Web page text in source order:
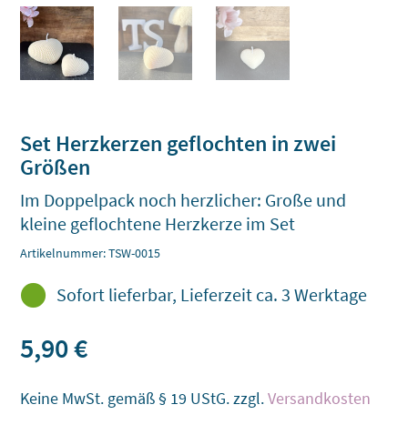
Set Herzkerzen geflochten in zwei
Größen
Im Doppelpack noch herzlicher: Große und
kleine geflochtene Herzkerze im Set
Artikelnummer:TSW-0015
 Sofort lieferbar, Lieferzeit ca. 3 Werktage
5,90€
Keine MwSt. gemäß § 19 UStG.zzgl.Versandkosten